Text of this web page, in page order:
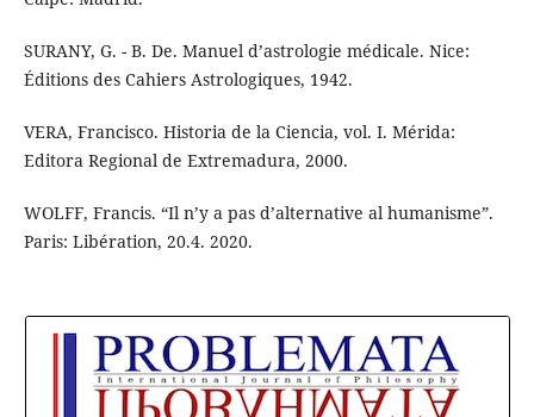
SURANY, G. - B. De. Manuel d’astrologie médicale. Nice:
Éditions des Cahiers Astrologiques, 1942.
VERA, Francisco. Historia de la Ciencia, vol. I. Mérida:
Editora Regional de Extremadura, 2000.
WOLFF, Francis. “Il n’y a pas d’alternative al humanisme”.
Paris: Libération, 20.4. 2020.